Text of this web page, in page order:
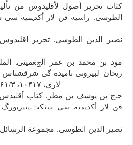
الطوسى. راسيه فن لار أكديميه سى
ريحان البيرونى ناميده گى شرقشناس
لارى، ۱۰۴۱۷، ۷۷۶۱/۳، ۸۷۹۶/۱۱، ۱۱۵۹۹/۳
فن لار أكديميه سى سنكت-پتيربورگ